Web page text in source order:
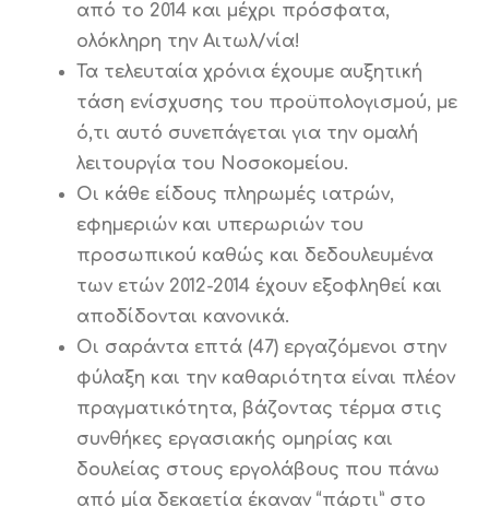
από το 2014 και μέχρι πρόσφατα,
ολόκληρη την Αιτωλ/νία!
Τα τελευταία χρόνια έχουμε αυξητική
τάση ενίσχυσης του προϋπολογισμού, με
ό,τι αυτό συνεπάγεται για την ομαλή
λειτουργία του Νοσοκομείου.
Οι κάθε είδους πληρωμές ιατρών,
εφημεριών και υπερωριών του
προσωπικού καθώς και δεδουλευμένα
των ετών 2012-2014 έχουν εξοφληθεί και
αποδίδονται κανονικά.
Οι σαράντα επτά (47) εργαζόμενοι στην
φύλαξη και την καθαριότητα είναι πλέον
πραγματικότητα, βάζοντας τέρμα στις
συνθήκες εργασιακής ομηρίας και
δουλείας στους εργολάβους που πάνω
από μία δεκαετία έκαναν “πάρτι” στο